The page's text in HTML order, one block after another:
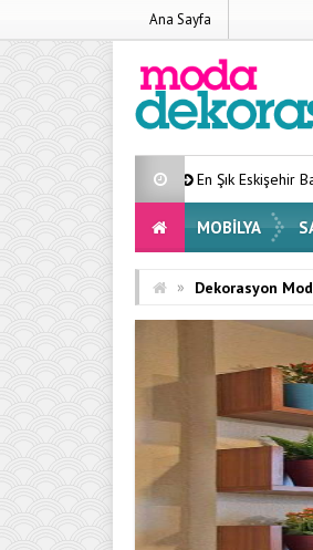
Ana Sayfa
En Şık Eskişehir Bahçe Mobilyası Modelleri
MOBILYA
» Dekorasyon